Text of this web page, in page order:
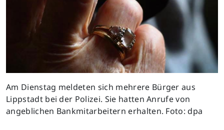
Am Dienstag meldeten sich mehrere Bürger aus
Lippstadt bei der Polizei. Sie hatten Anrufe von
angeblichen Bankmitarbeitern erhalten. Foto: dpa